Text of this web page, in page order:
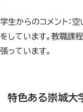
学生からのコメント：空
をしています。教職課
張っています。
特色ある崇城大